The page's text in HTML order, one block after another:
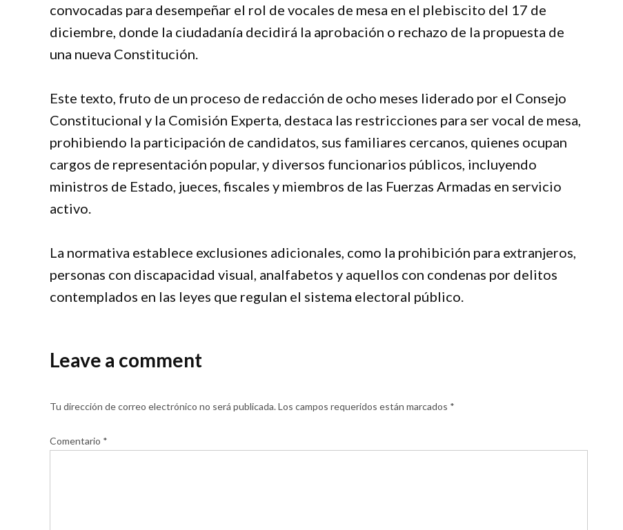
convocadas para desempeñar el rol de vocales de mesa en el plebiscito del 17 de
diciembre, donde la ciudadanía decidirá la aprobación o rechazo de la propuesta de
una nueva Constitución.
Este texto, fruto de un proceso de redacción de ocho meses liderado por el Consejo
Constitucional y la Comisión Experta, destaca las restricciones para ser vocal de mesa,
prohibiendo la participación de candidatos, sus familiares cercanos, quienes ocupan
cargos de representación popular, y diversos funcionarios públicos, incluyendo
ministros de Estado, jueces, fiscales y miembros de las Fuerzas Armadas en servicio
activo.
La normativa establece exclusiones adicionales, como la prohibición para extranjeros,
personas con discapacidad visual, analfabetos y aquellos con condenas por delitos
contemplados en las leyes que regulan el sistema electoral público.
Leave a comment
Tu dirección de correo electrónico no será publicada.Los campos requeridos están marcados *
Comentario *